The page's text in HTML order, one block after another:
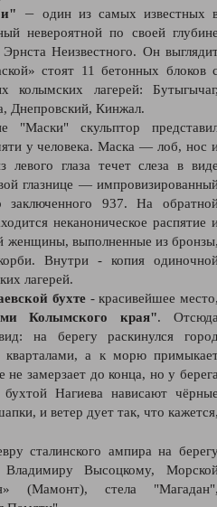
— один из самых известных
невероятной по своей
Неизвестного. Он
стоят 11 бетонных блоков
колымских лагерей:
Днепровский, Кинжал.
"Маски" скульптор
у человека. Маска — лоб, нос
глаза течет слеза в
глазнице —
937. На
неканоническое распятие
женщины, выполненные из
Внутри - копия
лагерей.
бухте- красивейшее
Колымского края".
на берегу раскинулся
а к морю
замерзает до конца, но у
Нагиева нависают
и ветер дует так, что
сталинского ампира на
Высоцкому,
(Мамонт), стела